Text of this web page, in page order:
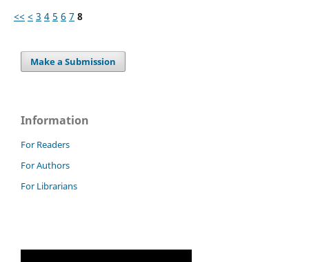
<< < 3 4 5 6 7 8
Make a Submission
Information
For Readers
For Authors
For Librarians